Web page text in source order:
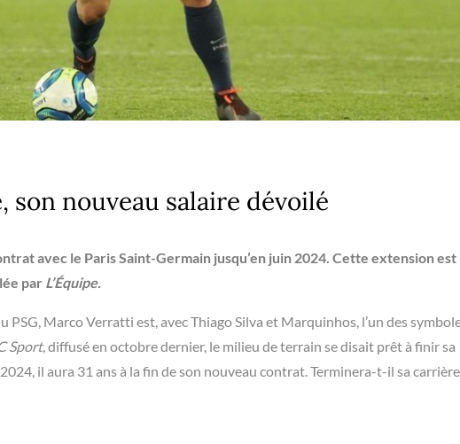
son nouveau salaire dévoilé
avec le Paris Saint-Germain jusqu’en juin 2024. Cette extension est
par L’Équipe.
PSG, Marco Verratti est, avec Thiago Silva et Marquinhos, l’un des
Sport, diffusé en octobre dernier, le milieu de terrain se disait prêt à finir sa
il aura 31 ans à la fin de son nouveau contrat. Terminera-t-il sa